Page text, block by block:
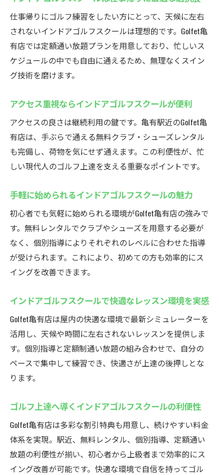
インドアゴルフスクールで基礎から丁寧に
学べる環境
初心者向けインドアゴルフスクールのサポ
ート体制
インドアゴルフスクールで楽しく続けられ
上達を実感できるインドアゴルフスクール
の魅力
手ぶらで通えるインドアゴルフスクールの特長
手ぶらOKのインドアゴルフスクールで気軽
に通える
ドアゴルフスクール
インドアゴルフスクールで手軽にレッスン
をスタート
荷物不要なインドアゴルフスクールの便利
さ
初心者も安心のインドアゴルフスクール無
を有効活用
個別指導と定額通い放題が魅力のゴルフェ
個別指導が充実したインドアゴルフスクー
スクール
インドアゴルフスクールで自分に合った練
習ができる
マンツーマン指導のインドアゴルフスクー
ルで安心
仕事帰りにゴルフ練習をしたい方にとって、天候に左右
されないインドアゴルフスクールは理想的です。Golfet亀
有店では定額通い放題プランを用意しており、忙しいス
ケジュールの中でも自由に通えるため、無理なくスイン
グ技術を磨けます。
アクセス重視ならインドアゴルフスクールが便利
アクセスの良さは継続利用の鍵です。亀有駅近のGolfet亀
有店は、手ぶらで通える無料クラブ・シューズレンタル
も完備し、荷物を気にせず通えます。この利便性が、忙
しい現代人のゴルフ上達を支える重要なポイントです。
手軽に始められるインドアゴルフスクールの魅力
初心者でも気軽に始められる環境がGolfet亀有店の強みで
す。無料レンタルでクラブやシューズを用意する必要が
なく、個別指導によりそれぞれのレベルに合わせた指導
が受けられます。これにより、初めての方も効率的にス
イングを改善できます。
インドアゴルフスクールで快適なレッスン環境を実感
Golfet亀有店は屋内の快適な環境で最新シミュレーターを
活用し、天候や時間に左右されないレッスンを提供しま
す。個別指導と定額制通い放題の組み合わせで、自分の
ペースで集中して練習でき、快適さが上達の後押しとな
ります。
ゴルフ上達へ導くインドアゴルフスクールの利便性
Golfet亀有店は多彩な割引特典も用意し、続けやすい料金
体系を実現。駅近、無料レンタル、個別指導、定額通い
放題の利便性が揃い、初心者から上級者まで効率的にス
イング改善が可能です。快適な環境で自信を持ってゴル